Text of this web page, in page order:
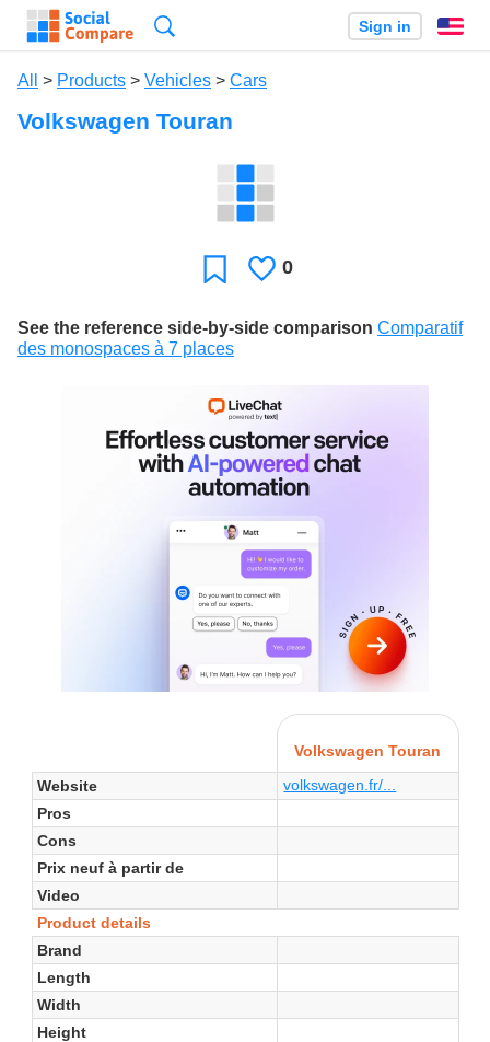
Sign in
All > Products > Vehicles > Cars
Volkswagen Touran
FavoriteLikes
0
See the reference side-by-side comparison Comparatif
des monospaces à 7 places
Volkswagen Touran
Website
volkswagen.fr/...
Pros
Cons
Prix neuf à partir de
Video
Product details
Brand
Length
Width
Height